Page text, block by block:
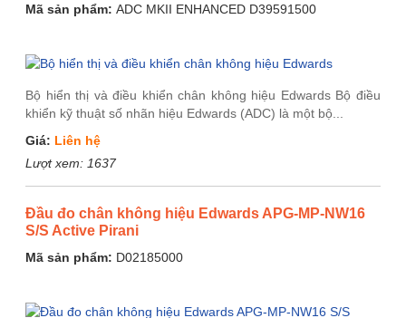
Mã sản phẩm:ADC MKII ENHANCED D39591500
Bộ hiển thị và điều khiển chân không hiệu Edwards Bộ điều
khiển kỹ thuật số nhãn hiệu Edwards (ADC) là một bộ...
Giá: Liên hệ
Lượt xem: 1637
Đầu đo chân không hiệu Edwards APG-MP-NW16
S/S Active Pirani
Mã sản phẩm: D02185000